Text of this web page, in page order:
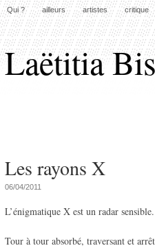
Qui ? ailleurs artistes critique
Laëtitia
Les rayons X
06/04/2011
L’énigmatique X est un radar sensible.
Tour à tour absorbé, traversant et